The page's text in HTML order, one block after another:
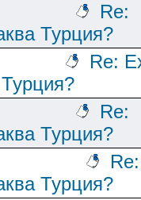
Re:
Турция?
Re:
Re:
Турция?
Re:
Турция?